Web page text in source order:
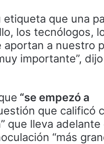
etiqueta que una
los tecnólogos,
a nuestro
importante”, dijo
“se empezó a
que calificó
que lleva adelante
“más